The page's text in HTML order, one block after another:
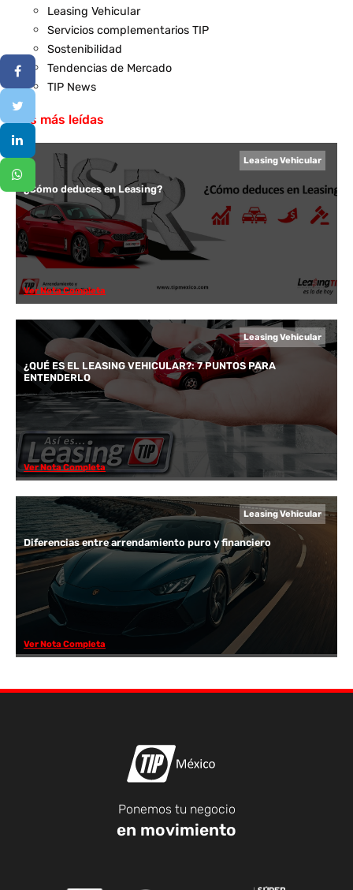
Leasing Vehicular
Servicios complementarios TIP
Sostenibilidad
Tendencias de Mercado
TIP News
Las más leídas
Leasing Vehicular
¿Cómo deduces en Leasing?
Ver Nota Completa
Leasing Vehicular
¿QUÉ ES EL LEASING VEHICULAR?: 7 PUNTOS PARA
ENTENDERLO
Ver Nota Completa
Leasing Vehicular
Diferencias entre arrendamiento puro y financiero
Ver Nota Completa
Ponemos tu negocio
en movimiento